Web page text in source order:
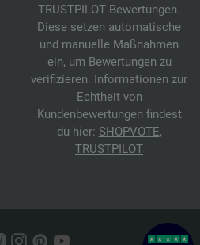
TRUSTPILOT Bewertungen.
Diese setzen automatische
und manuelle Maßnahmen
ein, um Bewertungen zu
verifizieren. Informationen zur
Echtheit von
Kundenbewertungen findest
du hier: SHOPVOTE,
TRUSTPILOT